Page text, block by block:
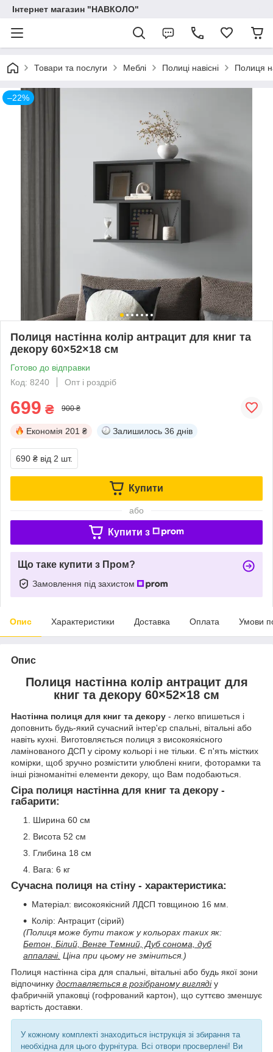
Інтернет магазин "НАВКОЛО"
Товари та послуги Меблі Полиці навісні Полиця
–22%
Полиця настінна колір антрацит для книг та
декору 60×52×18 см
Готово до відправки
Код: 8240
Опт і роздріб
699 ₴ 900 ₴
Економія 201 ₴ Залишилось 36 днів
690 ₴ від 2 шт.
Купити
або
Купити з
Що таке купити з Пром?
Замовлення під захистом
Опис Характеристики Доставка Оплата Умови
Опис
Полиця настінна колір антрацит для
книг та декору 60×52×18 см
Настінна полиця для книг та декору - легко впишеться і
доповнить будь-який сучасний інтер'єр спальні, вітальні або
навіть кухні. Виготовляється полиця ​​з високоякісного
ламінованого ДСП у сірому кольорі і не тільки. Є п'ять містких
комірки, щоб зручно розмістити улюблені книги, фоторамки та
інші різноманітні елементи декору, що Вам подобаються.
Сіра полиця настінна для книг та декору -
габарити:
Ширина 60 см
Висота 52 см
Глибина 18 см
Вага: 6 кг
Сучасна полиця на стіну - характеристика:
Матеріал: високоякісний ЛДСП товщиною 16 мм.
Колір: Антрацит (сірий)
(Полиця може бути також у кольорах таких як:
Бетон, Білий, Венге Темний, Дуб сонома, дуб
аппалачі. Ціна при цьому не зміниться.)
Полиця настінна сіра для спальні, вітальні або будь якої зони
відпочинку доставляється в розібраному вигляді у
фабричній упаковці (гофрований картон), що суттєво зменшує
вартість доставки.
У кожному комплекті знаходиться інструкція зі збирання та
необхідна для цього фурнітура. Всі отвори просверлені! Ви